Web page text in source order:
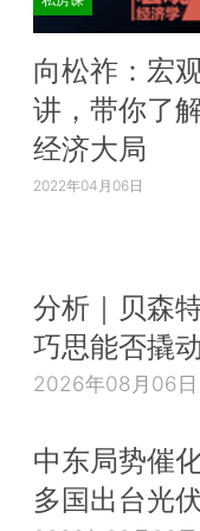
向松祚：宏
讲，带你了
经济大局
2022年04月06日
分析｜贝森
巧思能否撬
2026年08月06日
中东局势催
多国出台光